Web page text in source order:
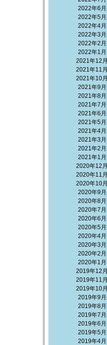
2022年6月
2022年5月
2022年4月
2022年3月
2022年2月
2022年1月
2021年12月
2021年11月
2021年10月
2021年9月
2021年8月
2021年7月
2021年6月
2021年5月
2021年4月
2021年3月
2021年2月
2021年1月
2020年12月
2020年11月
2020年10月
2020年9月
2020年8月
2020年7月
2020年6月
2020年5月
2020年4月
2020年3月
2020年2月
2020年1月
2019年12月
2019年11月
2019年10月
2019年9月
2019年8月
2019年7月
2019年6月
2019年5月
2019年4月